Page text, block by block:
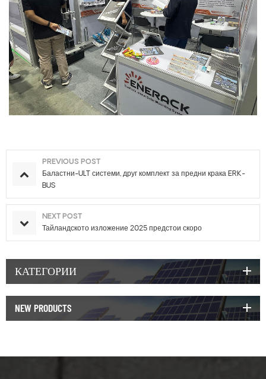
PREVIOUS POST
Баластни-ULT системи, друг комплект за предни крака ERK-
BUS
NEXT POST
Тайландското изложение 2025 предстои скоро
КАТЕГОРИИ
NEW PRODUCTS